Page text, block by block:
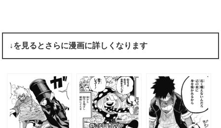
↓を見るとさらに漫画に詳しくなります